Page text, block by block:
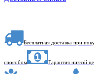
Бесплатная доставка при
способом Гарантия низкой